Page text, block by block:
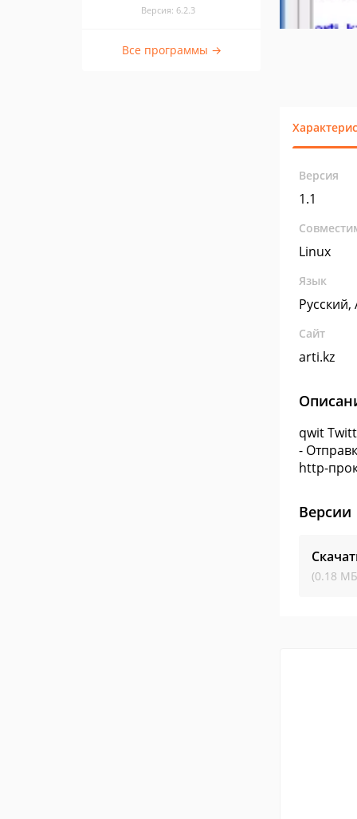
Версия: 6.2.3
Все программы →
Версия
1.1
Linux
Язык
Сайт
arti.kz
qwit
-
http-
Версии
(0.18